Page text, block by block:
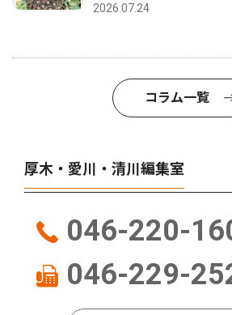
2026.07.24
コラム一覧
厚木・愛川・清川編集室
046-220-
046-229-